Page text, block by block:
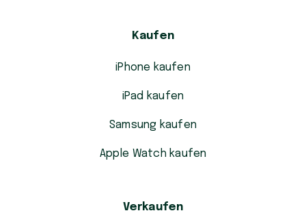
Kaufen
iPhone kaufen
iPad kaufen
Samsung kaufen
Apple Watch kaufen
Verkaufen